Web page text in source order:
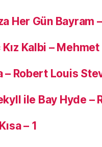
Her Gün Bayram
Kız Kalbi – Mehmet
– Robert Louis
ile Bay Hyde –
– 1